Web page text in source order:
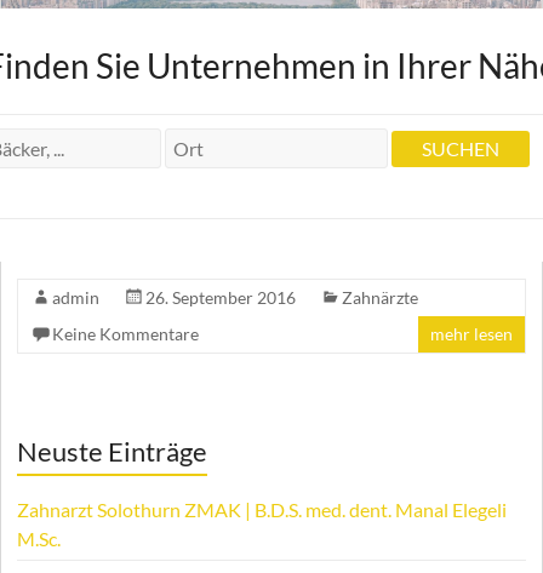
Sie Unternehmen in Ihrer
admin 26. September 2016
Zahnärzte
Keine Kommentare
mehr lesen
Neuste Einträge
Zahnarzt Solothurn ZMAK | B.D.S. med. dent. Manal Elegeli
M.Sc.